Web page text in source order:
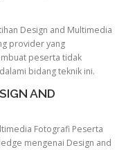
Design and Multimedia
provider yang
peserta tidak
bidang teknik ini.
AND
Fotografi Peserta
mengenai Design and